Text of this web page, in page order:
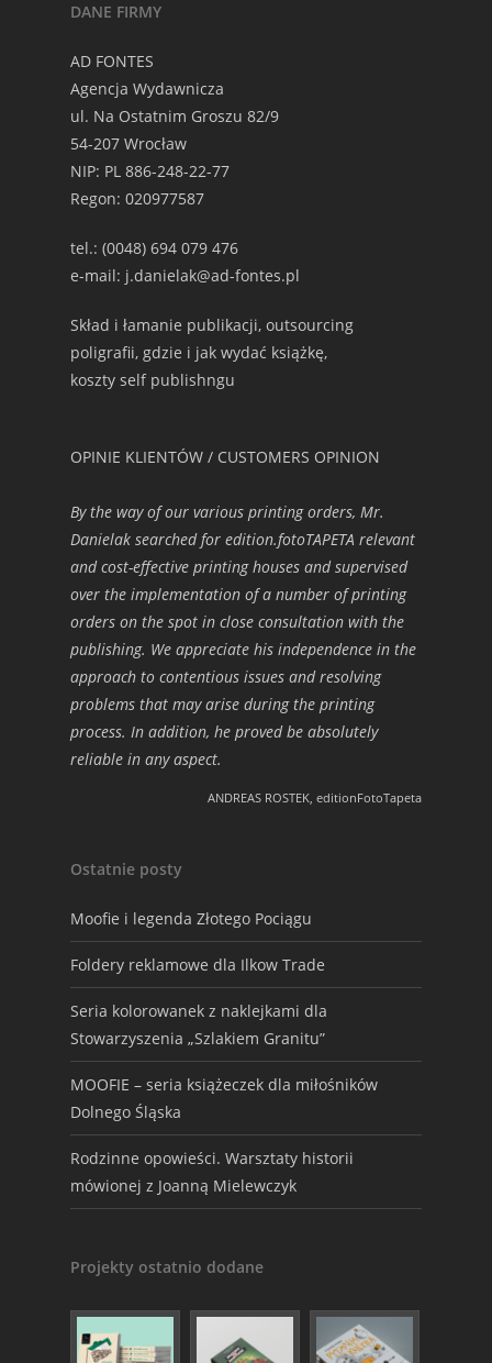
DANE FIRMY
AD FONTES
Agencja Wydawnicza
ul. Na Ostatnim Groszu 82/9
54-207 Wrocław
NIP: PL 886-248-22-77
Regon: 020977587
tel.: (0048) 694 079 476
e-mail: j.danielak@ad-fontes.pl
Skład i łamanie publikacji, outsourcing
poligrafii, gdzie i jak wydać książkę,
koszty self publishngu
OPINIE KLIENTÓW / CUSTOMERS OPINION
By the way of our various printing orders, Mr.
Danielak searched for edition.fotoTAPETA relevant
and cost-effective printing houses and supervised
over the implementation of a number of printing
orders on the spot in close consultation with the
publishing. We appreciate his independence in the
approach to contentious issues and resolving
problems that may arise during the printing
process. In addition, he proved be absolutely
reliable in any aspect.
ANDREAS ROSTEK, editionFotoTapeta
Ostatnie posty
Moofie i legenda Złotego Pociągu
Foldery reklamowe dla Ilkow Trade
Seria kolorowanek z naklejkami dla
Stowarzyszenia „Szlakiem Granitu”
MOOFIE – seria książeczek dla miłośników
Dolnego Śląska
Rodzinne opowieści. Warsztaty historii
mówionej z Joanną Mielewczyk
Projekty ostatnio dodane